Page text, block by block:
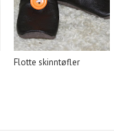
Flotte skinntøfler